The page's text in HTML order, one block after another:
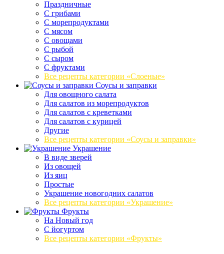
Праздничные
С грибами
С морепродуктами
С мясом
С овощами
С рыбой
С сыром
С фруктами
Все рецепты категории «Слоеные»
Соусы и заправки
Для овощного салата
Для салатов из морепродуктов
Для салатов с креветками
Для салатов с курицей
Другие
Все рецепты категории «Соусы и заправки»
Украшение
В виде зверей
Из овощей
Из яиц
Простые
Украшение новогодних салатов
Все рецепты категории «Украшение»
Фрукты
На Новый год
С йогуртом
Все рецепты категории «Фрукты»